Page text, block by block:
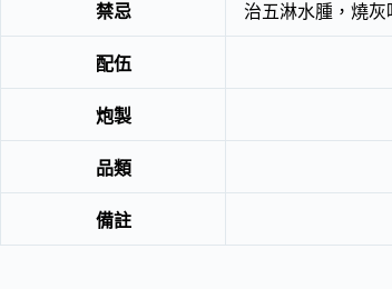
禁忌 治五淋水腫，燒
配伍
炮製
品類
備註